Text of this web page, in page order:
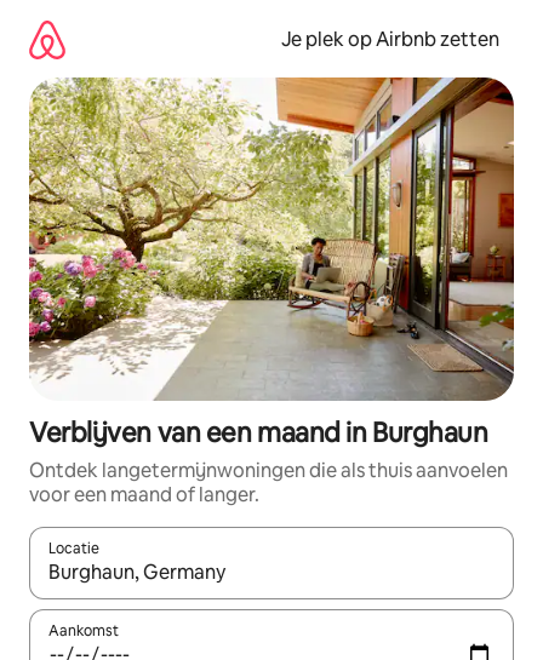
direct
naar
inhoud
Je plek op Airbnb zetten
Verblijven van een maand in Burghaun
Ontdek langetermijnwoningen die als thuis aanvoelen
voor een maand of langer.
Locatie
Wanneer er resultaten beschikbaar zijn, maak je een keuze
Aankomst